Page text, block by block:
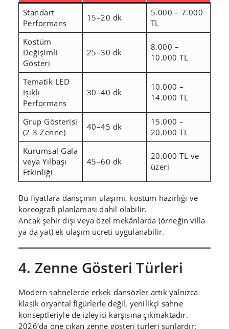
Standart
Performans
15–20 dk
5.000 – 7.000
TL
Kostüm
Değişimli
Gösteri
25–30 dk
8.000 –
10.000 TL
Tematik LED
Işıklı
Performans
30–40 dk
10.000 –
14.000 TL
Grup Gösterisi
(2-3 Zenne)
40–45 dk
15.000 –
20.000 TL
Kurumsal Gala
veya Yılbaşı
Etkinliği
45–60 dk
20.000 TL ve
üzeri
Bu fiyatlara dansçının ulaşımı, kostüm hazırlığı ve
koreografi planlaması dahil olabilir.
Ancak şehir dışı veya özel mekânlarda (örneğin villa
ya da yat) ek ulaşım ücreti uygulanabilir.
4. Zenne Gösteri Türleri
Modern sahnelerde erkek dansözler artık yalnızca
klasik oryantal figürlerle değil, yenilikçi sahne
konseptleriyle de izleyici karşısına çıkmaktadır.
2026’da öne çıkan zenne gösteri türleri şunlardır: